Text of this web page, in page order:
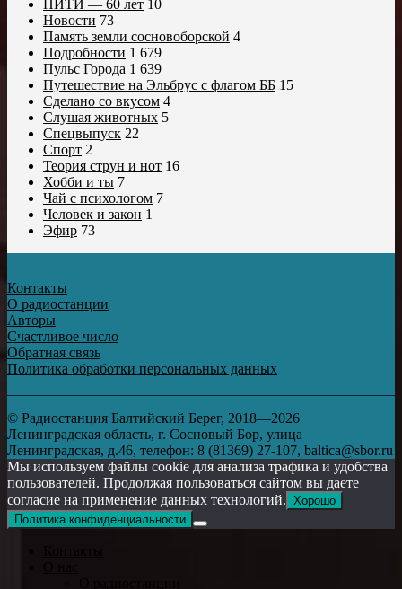
НИТИ — 60 лет 10
Новости 73
Память земли сосновоборской 4
Подробности 1 679
Пульс Города 1 639
Путешествие на Эльбрус с флагом ББ 15
Сделано со вкусом 4
Слушая животных 5
Спецвыпуск 22
Спорт 2
Теория струн и нот 16
Хобби и ты 7
Чай с психологом 7
Человек и закон 1
Эфир 73
Контакты
О радиостанции
Авторы
Счастливое число
Обратная связь
Политика обработки персональных данных
© Радиостанция Балтийский Берег, 2018—2026
Ленинградская область, г. Сосновый Бор, улица
Ленинградская, д.46, телефон: 8 (81369) 27-107, baltica@sbor.ru
Мы используем файлы cookie для анализа трафика и удобства
пользователей. Продолжая пользоваться сайтом вы даете
согласие на применение данных технологий. Хорошо
Политика конфиденциальности